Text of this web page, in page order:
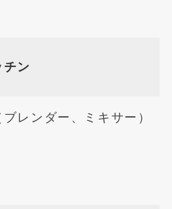
ン
レンダー、ミキサー）